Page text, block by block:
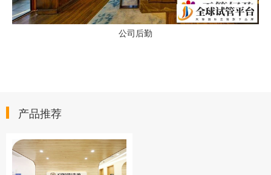
公司后勤
产品推荐